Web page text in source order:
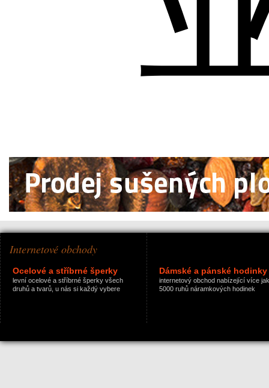
Internetové obchody
Ocelové a stříbrné šperky
levní ocelové a stříbrné šperky všech
druhů a tvarů, u nás si každý vybere
Dámské a pánské hodinky
internetový obchod nabízející více jak
5000 ruhů náramkových hodinek